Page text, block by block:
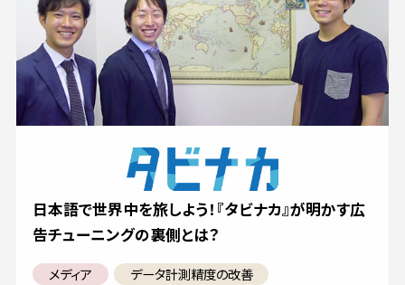
日本語で世界中を旅しよう！『タビナカ』が明かす広
告チューニングの裏側とは？
メディア
データ計測精度の改善